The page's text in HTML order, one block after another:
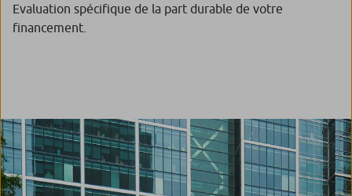
Evaluation spécifique de la part durable de votre
financement.